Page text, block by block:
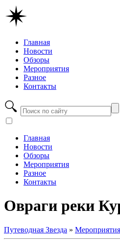
Главная
Новости
Обзоры
Мероприятия
Разное
Контакты
Главная
Новости
Обзоры
Мероприятия
Разное
Контакты
Овраги реки
Путеводная Звезда » Мероприятия